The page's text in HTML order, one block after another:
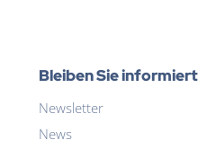
Bleiben Sie informiert
Newsletter
News